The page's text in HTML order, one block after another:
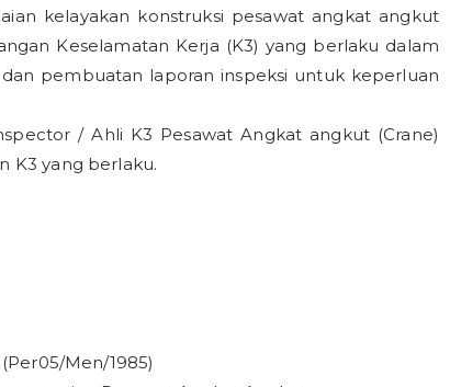
kelayakan konstruksi pesawat angkat angkut
Keselamatan Kerja (K3) yang berlaku dalam
pembuatan laporan inspeksi untuk keperluan
/ Ahli K3 Pesawat Angkat angkut (Crane)
K3 yang berlaku.
Men/1985)